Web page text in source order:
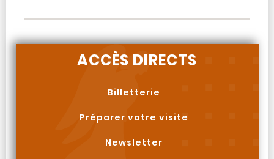
ACCÈS DIRECTS
Billetterie
Préparer votre visite
Newsletter